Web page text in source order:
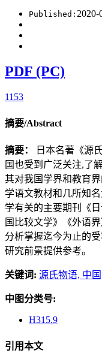
Published: 2020-
PDF (PC)
1153
摘要/Abstract
摘要：
日本名著《源
国也受到广泛关注,了
其对我国学界和教育
学语文教材和几所知
学有关的主要期刊《
国比较文学》《外语
分析掌握迄今为止的
研究前景提供参考。
关键词: 源氏物语, 中
中图分类号:
H315.9
引用本文